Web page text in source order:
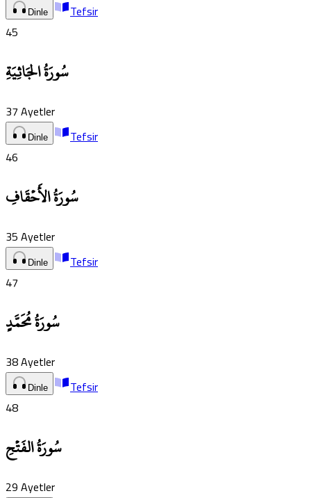
Dinle
Tefsir
45
سُورَةُ الجَاثِيَةِ
37Ayetler
Dinle
Tefsir
46
سُورَةُ الأَحۡقَافِ
35Ayetler
Dinle
Tefsir
47
سُورَةُ مُحَمَّدٍ
38Ayetler
Dinle
Tefsir
48
سُورَةُ الفَتۡحِ
29Ayetler